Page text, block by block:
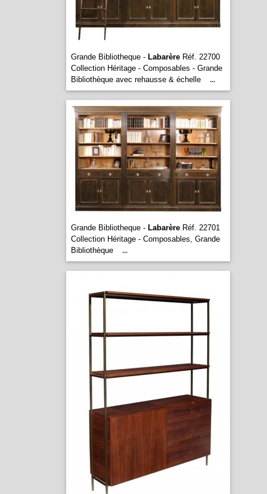
Grande Bibliotheque - LabarèreRéf. 22700
Collection Héritage - Composables - Grande
Bibliothèque avec rehausse & échelle
...
Grande Bibliotheque - LabarèreRéf. 22701
Collection Héritage - Composables, Grande
Bibliothèque
...